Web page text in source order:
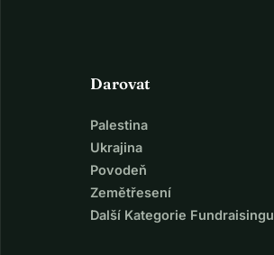
Darovat
Palestina
Ukrajina
Povodeň
Zemětřesení
Další Kategorie Fundraisingu